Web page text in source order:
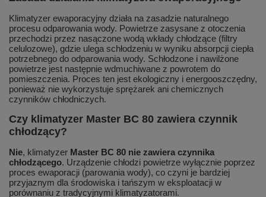
Klimatyzer ewaporacyjny działa na zasadzie naturalnego
procesu odparowania wody. Powietrze zasysane z otoczenia
przechodzi przez nasączone wodą wkłady chłodzące (filtry
celulozowe), gdzie ulega schłodzeniu w wyniku absorpcji ciepła
potrzebnego do odparowania wody. Schłodzone i nawilżone
powietrze jest następnie wdmuchiwane z powrotem do
pomieszczenia. Proces ten jest ekologiczny i energooszczędny,
ponieważ nie wykorzystuje sprężarek ani chemicznych
czynników chłodniczych.
Czy klimatyzer Master BC 80 zawiera czynnik
chłodzący?
Nie, klimatyzer Master BC 80 nie zawiera czynnika
chłodzącego. Urządzenie chłodzi powietrze wyłącznie poprzez
proces ewaporacji (parowania wody), co czyni je bardziej
przyjaznym dla środowiska i tańszym w eksploatacji w
porównaniu z tradycyjnymi klimatyzatorami.